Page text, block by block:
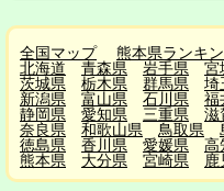
全国マップ
熊本県ランキ
北海道
青森県 岩手県 宮
茨城県
栃木県 群馬県 埼
新潟県
富山県 石川県 福
静岡県
愛知県 三重県 滋
奈良県
和歌山県 鳥取県
徳島県
香川県 愛媛県 高
熊本県
大分県 宮崎県 鹿